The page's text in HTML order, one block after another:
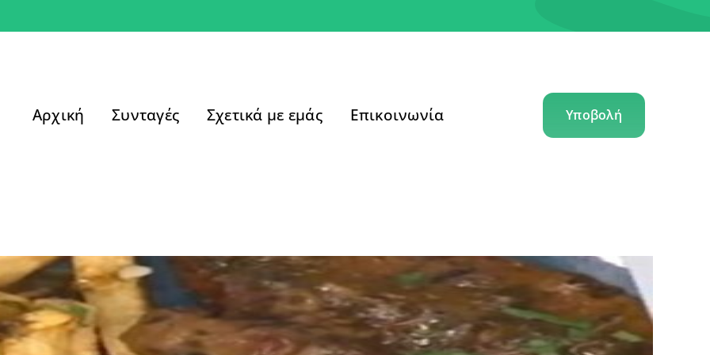
Αρχική Συνταγές Σχετικά με εμάς Επικοινωνία Υποβολή